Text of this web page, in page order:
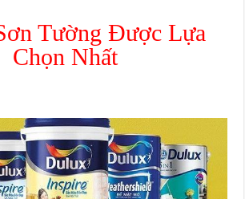
Tường Được Lựa
Chọn Nhất